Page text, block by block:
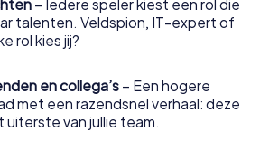
– Iedere speler kiest een rol die
talenten. Veldspion, IT-expert of
rol kies jij?
en collega’s – Een hogere
met een razendsnel verhaal: deze
uiterste van jullie team.